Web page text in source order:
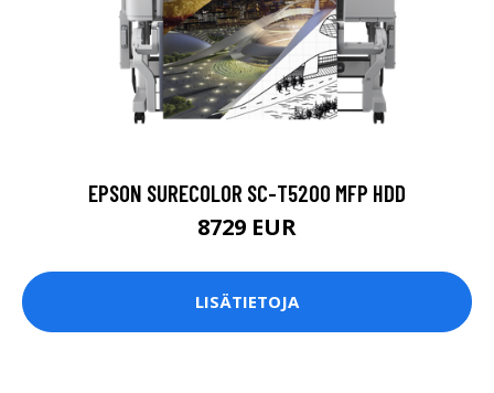
EPSON SURECOLOR SC-T5200 MFP HDD
8729 EUR
LISÄTIETOJA